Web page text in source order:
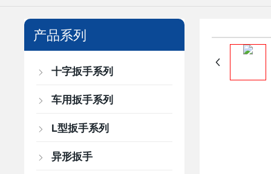
产品系列
十字扳手系列
车用扳手系列
L型扳手系列
异形扳手